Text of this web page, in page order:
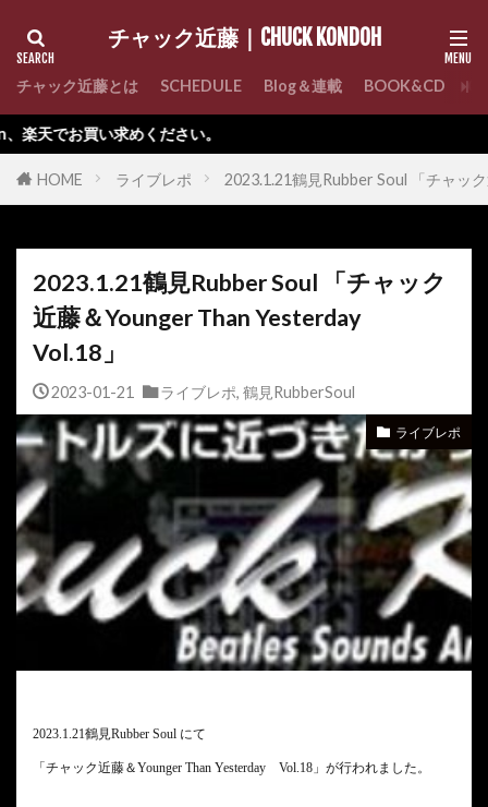
チャック近藤｜CHUCK KONDOH
チャック近藤とは SCHEDULE Blog＆連載 BOOK&CD
い求めください。
HOME ライブレポ 2023.1.21鶴見Rubber Soul 「チャ
2023.1.21鶴見Rubber Soul 「チャック
近藤＆Younger Than Yesterday
Vol.18」
2023-01-21 ライブレポ, 鶴見RubberSoul
ライブレポ
2023.1.21鶴見Rubber Soul にて
「チャック近藤＆Younger Than Yesterday Vol.18」が行われました。